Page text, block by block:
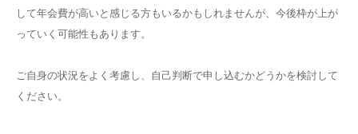
して年会費が高いと感じる方もいるかもしれませんが、今後枠が上が
っていく可能性もあります。
ご自身の状況をよく考慮し、自己判断で申し込むかどうかを検討して
ください。